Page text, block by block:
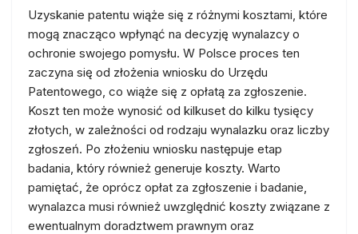
Uzyskanie patentu wiąże się z różnymi kosztami, które
mogą znacząco wpłynąć na decyzję wynalazcy o
ochronie swojego pomysłu. W Polsce proces ten
zaczyna się od złożenia wniosku do Urzędu
Patentowego, co wiąże się z opłatą za zgłoszenie.
Koszt ten może wynosić od kilkuset do kilku tysięcy
złotych, w zależności od rodzaju wynalazku oraz liczby
zgłoszeń. Po złożeniu wniosku następuje etap
badania, który również generuje koszty. Warto
pamiętać, że oprócz opłat za zgłoszenie i badanie,
wynalazca musi również uwzględnić koszty związane z
ewentualnym doradztwem prawnym oraz